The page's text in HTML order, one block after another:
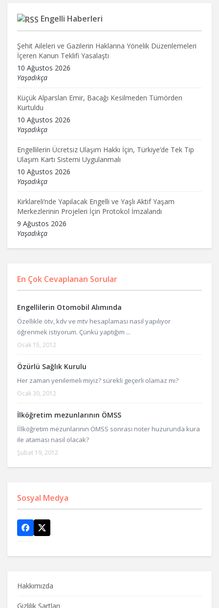
Engelli Haberleri
Şehit Aileleri ve Gazilerin Haklarına Yönelik Düzenlemeleri
İçeren Kanun Teklifi Yasalaştı
10 Ağustos 2026
Yaşadıkça
Küçük Alparslan Emir, Bacağı Kesilmeden Tümörden
Kurtuldu
10 Ağustos 2026
Yaşadıkça
Engellilerin Ücretsiz Ulaşım Hakkı İçin, Türkiye’de Tek Tip
Ulaşım Kartı Sistemi Uygulanmalı
10 Ağustos 2026
Yaşadıkça
Kırklareli’nde Yapılacak Engelli ve Yaşlı Aktif Yaşam
Merkezlerinin Projeleri İçin Protokol İmzalandı
9 Ağustos 2026
Yaşadıkça
En Çok Cevaplanan Sorular
Engellilerin Otomobil Alımında
Özellikle ötv, kdv ve mtv hesaplaması nasıl yapılıyor
öğrenmek istiyorum. Çünkü yaptığım ...
Ocak 15, 2012
Özürlü Sağlık Kurulu
Her zaman yenilemeli miyiz? sürekli geçerli olamaz mı?
Ocak 30, 2012
İlköğretim mezunlarının ÖMSS
İİlköğretim mezunlarının ÖMSS sonrası noter huzurunda kura
ile ataması nasıl olacak?
Şubat 19, 2012
Sosyal Medya
Hakkımızda
Gizlilik Şartları